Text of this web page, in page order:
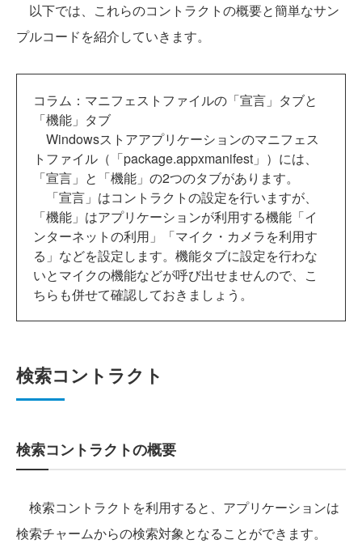
以下では、これらのコントラクトの概要と簡単なサン
プルコードを紹介していきます。
コラム：マニフェストファイルの「宣言」タブと
「機能」タブ
Windowsストアアプリケーションのマニフェス
トファイル（「package.appxmanifest」）には、
「宣言」と「機能」の2つのタブがあります。
「宣言」はコントラクトの設定を行いますが、
「機能」はアプリケーションが利用する機能「イ
ンターネットの利用」「マイク・カメラを利用す
る」などを設定します。機能タブに設定を行わな
いとマイクの機能などが呼び出せませんので、こ
ちらも併せて確認しておきましょう。
検索コントラクト
検索コントラクトの概要
検索コントラクトを利用すると、アプリケーションは
検索チャームからの検索対象となることができます。